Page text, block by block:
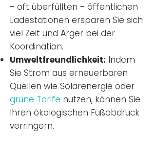
- oft überfüllten - öffentlichen
Ladestationen ersparen Sie sich
viel Zeit und Ärger bei der
Koordination.
Umweltfreundlichkeit: Indem
Sie Strom aus erneuerbaren
Quellen wie Solarenergie oder
grüne Tarife nutzen, können Sie
Ihren ökologischen Fußabdruck
verringern.